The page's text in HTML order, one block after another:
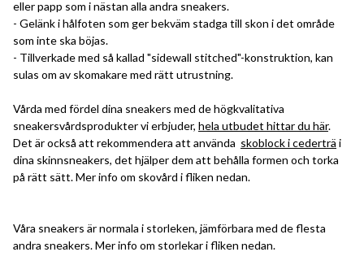
eller papp som i nästan alla andra sneakers.
- Gelänk i hålfoten som ger bekväm stadga till skon i det område
som inte ska böjas.
- Tillverkade med så kallad "sidewall stitched"-konstruktion, kan
sulas om av skomakare med rätt utrustning.
Vårda med fördel dina sneakers med de högkvalitativa
sneakersvårdsprodukter vi erbjuder, hela utbudet hittar du här.
Det är också att rekommendera att använda skoblock i cederträ i
dina skinnsneakers, det hjälper dem att behålla formen och torka
på rätt sätt. Mer info om skovård i fliken nedan.
Våra sneakers är normala i storleken, jämförbara med de flesta
andra sneakers. Mer info om storlekar i fliken nedan.